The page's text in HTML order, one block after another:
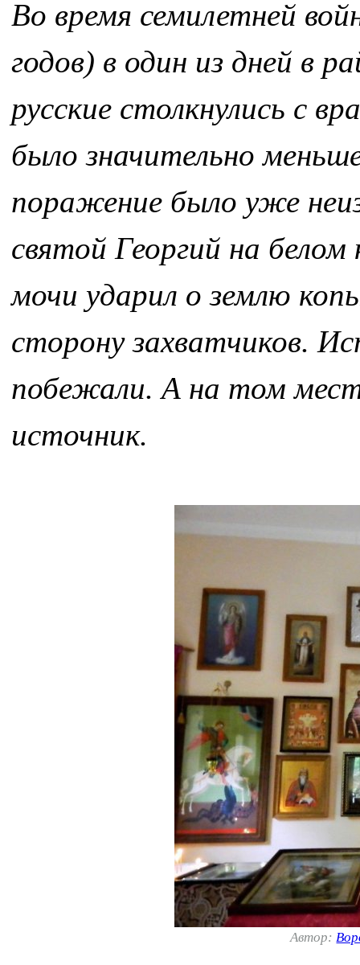
Во время семилетней
годов) в один из дней в
русские столкнулись с
было значительно
поражение было уже
святой Георгий на белом
мочи ударил о землю
сторону захватчиков.
побежали. А на том
источник.
Автор: